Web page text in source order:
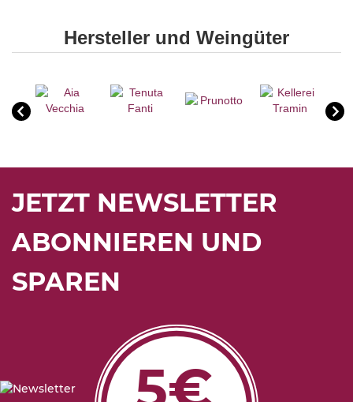
Hersteller und Weingüter
JETZT NEWSLETTER
ABONNIEREN UND
SPAREN
5€